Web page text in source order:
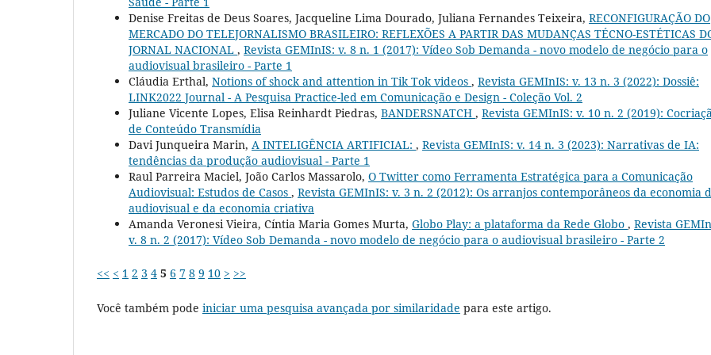
Denise Freitas de Deus Soares, Jacqueline Lima Dourado, Juliana Fernandes Teixeira, RECONFIGURAÇÃO DO
MERCADO DO TELEJORNALISMO BRASILEIRO: REFLEXÕES A PARTIR DAS MUDANÇAS TÉCNO-ESTÉTICAS
JORNAL NACIONAL , Revista GEMInIS: v. 8 n. 1 (2017): Vídeo Sob Demanda - novo modelo de negócio para o
audiovisual brasileiro - Parte 1
Cláudia Erthal, Notions of shock and attention in Tik Tok videos , Revista GEMInIS: v. 13 n. 3 (2022): Dossiê:
LINK2022 Journal - A Pesquisa Practice-led em Comunicação e Design - Coleção Vol. 2
Juliane Vicente Lopes, Elisa Reinhardt Piedras, BANDERSNATCH , Revista GEMInIS: v. 10 n. 2 (2019):
de Conteúdo Transmídia
Davi Junqueira Marin, A INTELIGÊNCIA ARTIFICIAL: , Revista GEMInIS: v. 14 n. 3 (2023): Narrativas de IA:
tendências da produção audiovisual - Parte 1
Raul Parreira Maciel, João Carlos Massarolo, O Twitter como Ferramenta Estratégica para a Comunicação
Audiovisual: Estudos de Casos , Revista GEMInIS: v. 3 n. 2 (2012): Os arranjos contemporâneos da economia
audiovisual e da economia criativa
Amanda Veronesi Vieira, Cíntia Maria Gomes Murta, Globo Play: a plataforma da Rede Globo , Revista
v. 8 n. 2 (2017): Vídeo Sob Demanda - novo modelo de negócio para o audiovisual brasileiro - Parte 2
<< < 1 2 3 4 5 6 7 8 9 10 > >>
Você também pode iniciar uma pesquisa avançada por similaridade para este artigo.